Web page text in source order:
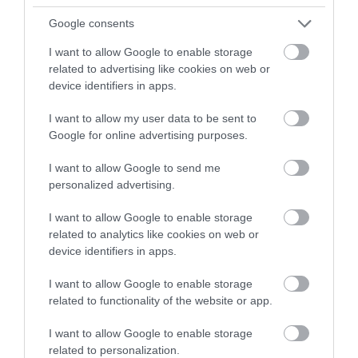
Google consents
I want to allow Google to enable storage
related to advertising like cookies on web or
device identifiers in apps.
I want to allow my user data to be sent to
Google for online advertising purposes.
I want to allow Google to send me
personalized advertising.
I want to allow Google to enable storage
related to analytics like cookies on web or
device identifiers in apps.
I want to allow Google to enable storage
related to functionality of the website or app.
I want to allow Google to enable storage
related to personalization.
mint McGalagony, valamint
Piton professzort játssza – Molly Weasley karakterét
pedigKatherine Parkinsonalakítja majd.
A Malfoy család is fontos szerepet kap a sorozatban:
Dracót ezúttalLox Pratt játssza, míg apját, Lucius
Johnny Flynn
alakítja. A frissen bejelentett
szereplők között ott vanRory Wilmot
, aki Neville
Longbottomként tűnik fel,
repüléstan tanárát, Madam Hooch karaterét alakítja
majd –Anton Lesser pedig Ollivandert, a
Figyelmedbe ajánljuk!
Az eredeti Harry Potter-filmek rendezője
nem érti, miért készül az HBO sorozata